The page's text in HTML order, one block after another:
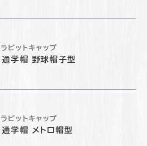
ラビットキャップ
通学帽 野球帽子型
ラビットキャップ
通学帽 メトロ帽型